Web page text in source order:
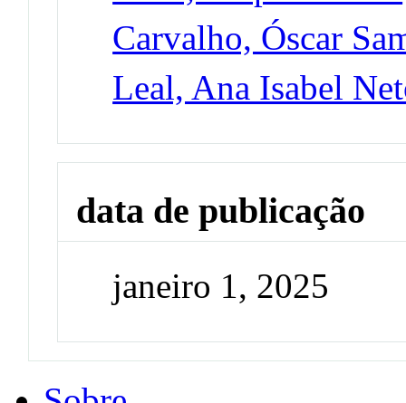
Carvalho, Óscar
Leal, Ana Isabel
data de publicação
janeiro 1, 2025